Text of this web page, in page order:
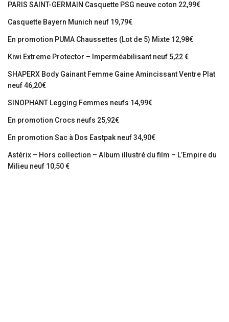
PARIS SAINT-GERMAIN Casquette PSG neuve coton 22,99€
Casquette Bayern Munich neuf 19,79€
En promotion PUMA Chaussettes (Lot de 5) Mixte 12,98€
Kiwi Extreme Protector – Imperméabilisant neuf 5,22 €
SHAPERX Body Gainant Femme Gaine Amincissant Ventre Plat
neuf 46,20€
SINOPHANT Legging Femmes neufs 14,99€
En promotion Crocs neufs 25,92€
En promotion Sac à Dos Eastpak neuf 34,90€
Astérix – Hors collection – Album illustré du film – L’Empire du
Milieu neuf 10,50 €